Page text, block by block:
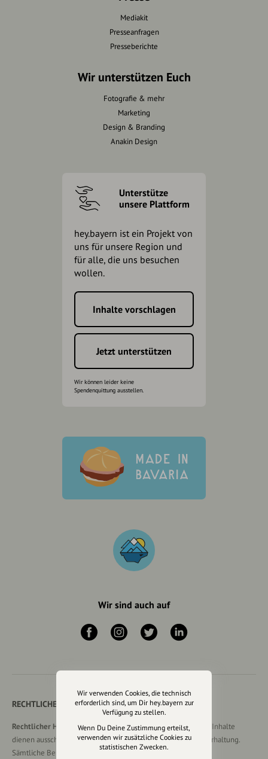
Mediakit
Presseanfragen
Presseberichte
Wir unterstützen Euch
Fotografie & mehr
Marketing
Design & Branding
Anakin Design
Unterstütze
unsere Plattform
hey.bayern ist ein Projekt von
uns für unsere Region und
für alle, die uns besuchen
wollen.
Inhalte vorschlagen
Jetzt unterstützen
Wir können leider keine
Spendenquittung ausstellen.
Wir sind auch auf
RECHTLICHER HINWEIS UND TRANSPARENZHINWEIS
Rechtlicher Hinweis:Die auf dieser Website veröffentlichten Inhalte
dienen ausschließlich der allgemeinen Information und Unterhaltung.
Sämtliche Beiträge, Gastartikel, Kommentare, Empfehlungen,
Wir verwenden Cookies, die technisch
erforderlich sind, um Dir hey.bayern zur
Verfügung zu stellen.
Wenn Du Deine Zustimmung erteilst,
verwenden wir zusätzliche Cookies zu
statistischen Zwecken.